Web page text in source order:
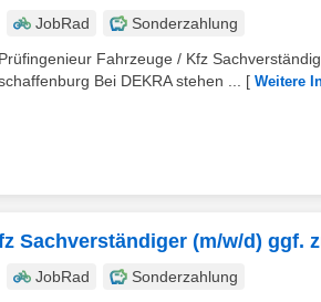
JobRad
Sonderzahlung
Fahrzeuge / Kfz
Bei DEKRA stehen ...
[ Weitere
Sachverständiger (m/w/d) ggf.
JobRad
Sonderzahlung